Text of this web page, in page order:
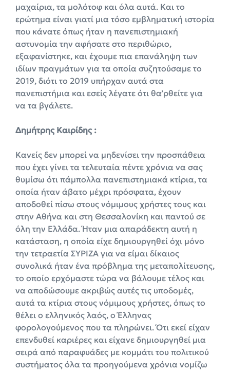
μαχαίρια, τα μολότοφ και όλα αυτά. Και το
ερώτημα είναι γιατί μια τόσο εμβληματική ιστορία
που κάνατε όπως ήταν η πανεπιστημιακή
αστυνομία την αφήσατε στο περιθώριο,
εξαφανίστηκε, και έχουμε πια επανάληψη των
ιδίων πραγμάτων για τα οποία συζητούσαμε το
2019, διότι το 2019 υπήρχαν αυτά στα
πανεπιστήμια και εσείς λέγατε ότι θα’ρθείτε για
να τα βγάλετε.
Δημήτρης Καιρίδης :
Κανείς δεν μπορεί να μηδενίσει την προσπάθεια
που έχει γίνει τα τελευταία πέντε χρόνια να σας
θυμίσω ότι πάμπολλα πανεπιστημιακά κτίρια, τα
οποία ήταν άβατο μέχρι πρόσφατα, έχουν
αποδοθεί πίσω στους νόμιμους χρήστες τους και
στην Αθήνα και στη Θεσσαλονίκη και παντού σε
όλη την Ελλάδα. Ήταν μια απαράδεκτη αυτή η
κατάσταση, η οποία είχε δημιουργηθεί όχι μόνο
την τετραετία ΣΥΡΙΖΑ για να είμαι δίκαιος
συνολικά ήταν ένα πρόβλημα της μεταπολίτευσης,
το οποίο ερχόμαστε τώρα να βάλουμε τέλος και
να αποδώσουμε ακριβώς αυτές τις υποδομές,
αυτά τα κτίρια στους νόμιμους χρήστες, όπως το
θέλει ο ελληνικός λαός, ο Έλληνας
φορολογούμενος που τα πληρώνει. Ότι εκεί είχαν
επενδυθεί καριέρες και είχανε δημιουργηθεί μια
σειρά από παραφυάδες με κομμάτι του πολιτικού
συστήματος όλα τα προηγούμενα χρόνια νομίζω